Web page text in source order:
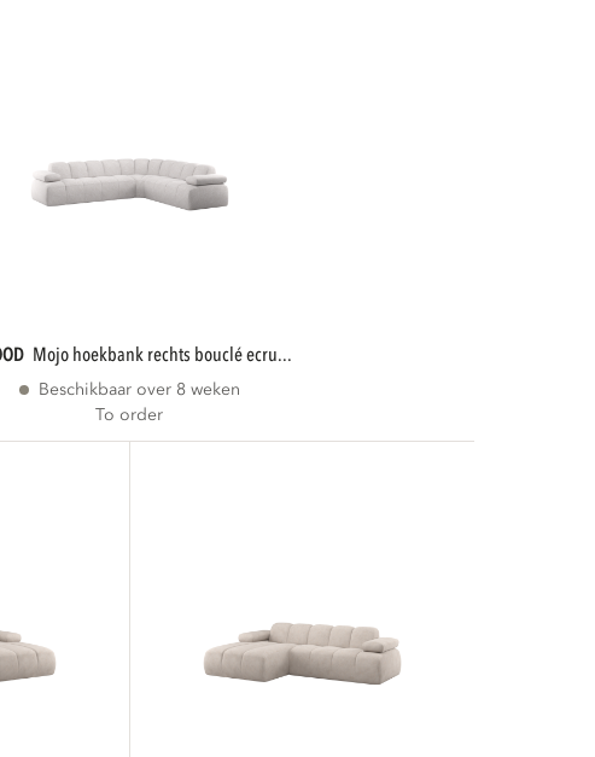
mojo hoekbank rechts bouclé ecru...
Beschikbaar over 8 weken
To order